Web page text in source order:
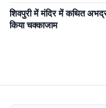
शिवपुरी में मंदिर में कथित
किया चक्काजाम